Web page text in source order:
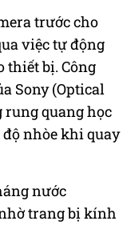
trước cho
việc tự động
thiết bị. Công
Sony (Optical
rung quang học
nhòe khi quay
nước
trang bị kính